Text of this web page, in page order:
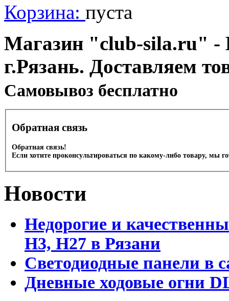
Корзина: пуста
Магазин "club-sila.ru" -
г.Рязань. Доставляем
Cамовывоз бесплатно
Обратная связь
Обратная связь!
Если хотите проконсультироваться по какому-либо товару, мы
Новости
Недорогие и
Н3, Н27 в Рязани
Светодиодные панели в
Дневные ходовые огни